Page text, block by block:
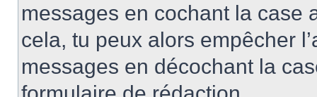
messages en cochant la case
cela, tu peux alors empêcher
messages en décochant la